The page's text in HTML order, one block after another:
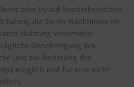
oder in/auf Sonderbereichen
haben, die Sie im Nachhinein im
Nutzung verwenden
Genehmigung des
und zur Änderung des
möglich und für eine nicht